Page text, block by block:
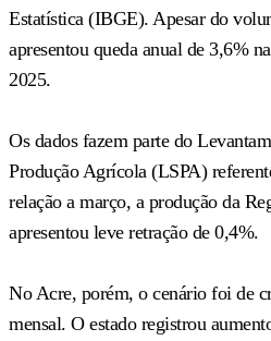
Estatística (IBGE). Apesar do
apresentou queda anual de 3,6%
2025.
Os dados fazem parte do
Produção Agrícola (LSPA)
relação a março, a produção da
apresentou leve retração de 0,4%.
No Acre, porém, o cenário foi de
mensal. O estado registrou